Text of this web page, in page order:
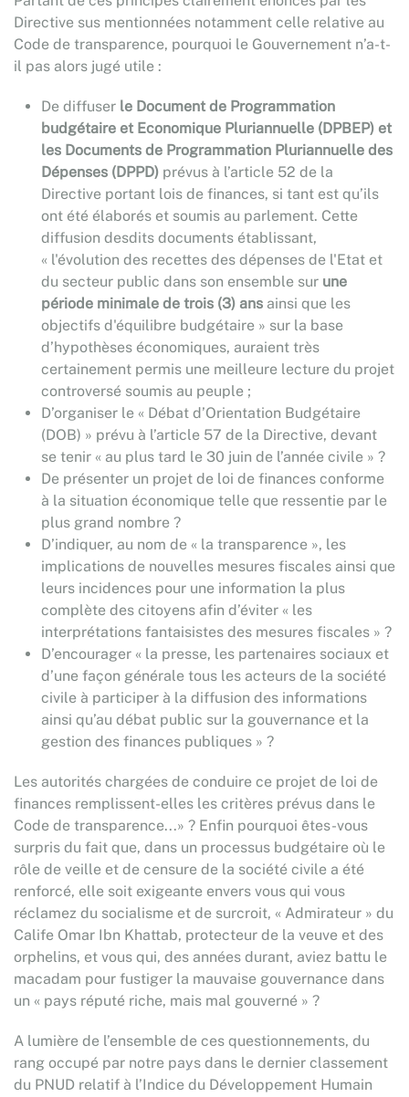
Directive sus mentionnées notamment celle relative au
Code de transparence, pourquoi le Gouvernement n’a-t-
il pas alors jugé utile :
De diffuser le Document de Programmation
budgétaire et Economique Pluriannuelle (DPBEP) et
les Documents de Programmation Pluriannuelle des
Dépenses (DPPD) prévus à l’article 52 de la
Directive portant lois de finances, si tant est qu’ils
ont été élaborés et soumis au parlement. Cette
diffusion desdits documents établissant,
« l'évolution des recettes des dépenses de l'Etat et
du secteur public dans son ensemble sur une
période minimale de trois (3) ans ainsi que les
objectifs d'équilibre budgétaire » sur la base
d’hypothèses économiques, auraient très
certainement permis une meilleure lecture du projet
controversé soumis au peuple ;
D’organiser le « Débat d’Orientation Budgétaire
(DOB) » prévu à l’article 57 de la Directive, devant
se tenir « au plus tard le 30 juin de l’année civile » ?
De présenter un projet de loi de finances conforme
à la situation économique telle que ressentie par le
plus grand nombre ?
D’indiquer, au nom de « la transparence », les
implications de nouvelles mesures fiscales ainsi que
leurs incidences pour une information la plus
complète des citoyens afin d’éviter « les
interprétations fantaisistes des mesures fiscales » ?
D’encourager « la presse, les partenaires sociaux et
d’une façon générale tous les acteurs de la société
civile à participer à la diffusion des informations
ainsi qu’au débat public sur la gouvernance et la
gestion des finances publiques » ?
Les autorités chargées de conduire ce projet de loi de
finances remplissent-elles les critères prévus dans le
Code de transparence...» ? Enfin pourquoi êtes-vous
surpris du fait que, dans un processus budgétaire où le
rôle de veille et de censure de la société civile a été
renforcé, elle soit exigeante envers vous qui vous
réclamez du socialisme et de surcroit, « Admirateur » du
Calife Omar Ibn Khattab, protecteur de la veuve et des
orphelins, et vous qui, des années durant, aviez battu le
macadam pour fustiger la mauvaise gouvernance dans
un « pays réputé riche, mais mal gouverné » ?
A lumière de l’ensemble de ces questionnements, du
rang occupé par notre pays dans le dernier classement
du PNUD relatif à l’Indice du Développement Humain